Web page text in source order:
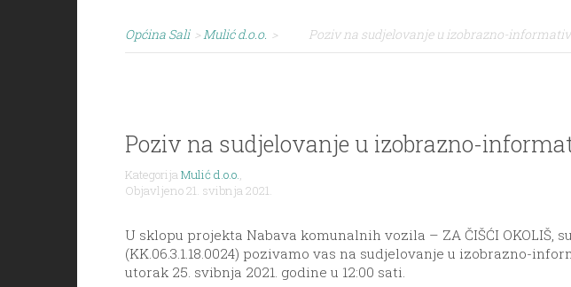
Općina Sali > Mulić d.o.o. > Poziv na sudjelovanje u izobrazno-
Poziv na sudjelovanje u izobrazno-
KategorijaMulić d.o.o.,
Objavljeno 21. svibnja 2021.
U sklopu projekta Nabava komunalnih vozila – ZA ČIŠĆI
(KK.06.3.1.18.0024) pozivamo vas na sudjelovanje u izobrazno-
utorak 25. svibnja 2021. godine u 12:00 sati.